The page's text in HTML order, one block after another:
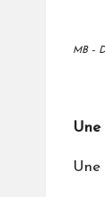
MB –
Une
Une